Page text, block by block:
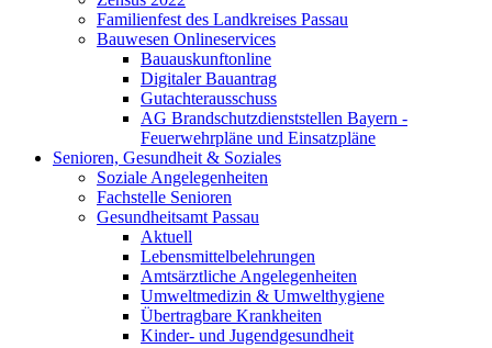
Familienfest des Landkreises Passau
Bauwesen Onlineservices
Bauauskunftonline
Digitaler Bauantrag
Gutachterausschuss
AG Brandschutzdienststellen Bayern -
Feuerwehrpläne und Einsatzpläne
Senioren, Gesundheit & Soziales
Soziale Angelegenheiten
Fachstelle Senioren
Gesundheitsamt Passau
Aktuell
Lebensmittelbelehrungen
Amtsärztliche Angelegenheiten
Umweltmedizin & Umwelthygiene
Übertragbare Krankheiten
Kinder- und Jugendgesundheit